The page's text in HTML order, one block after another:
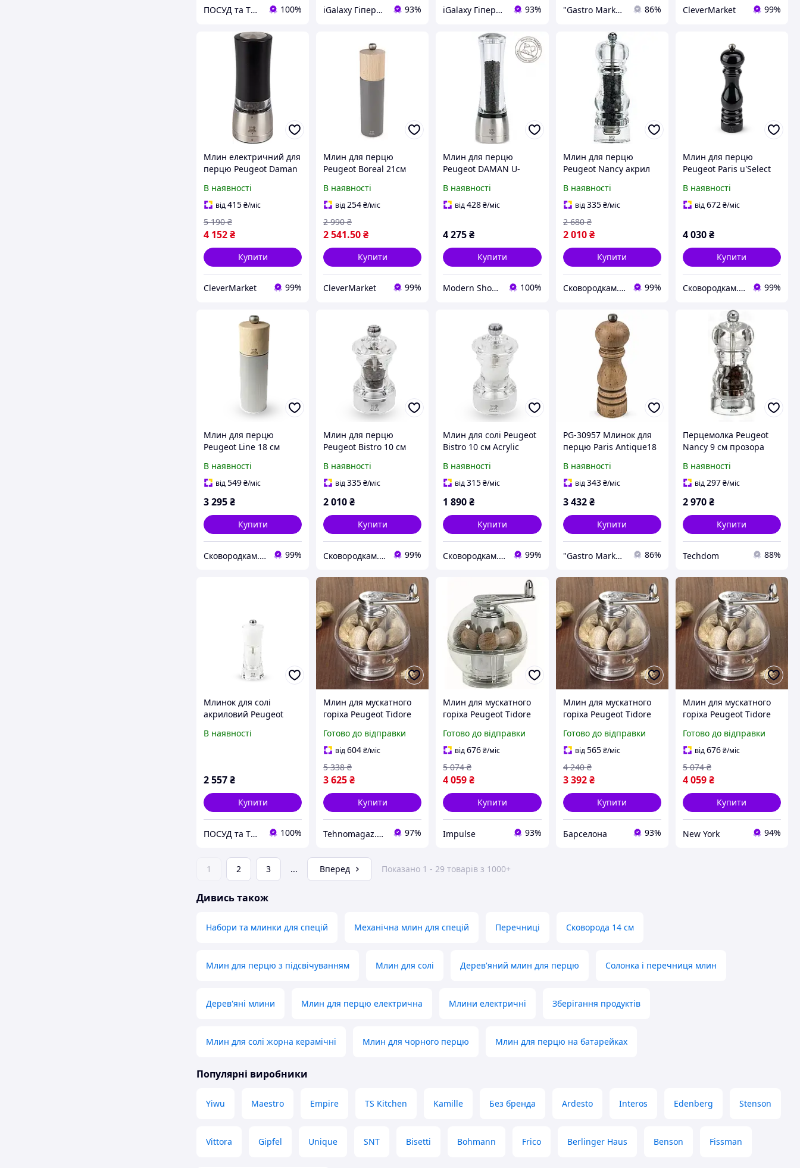
ПОСУД та ТЕХНІКА для кухні та столовой 100% iGalaxy Гіпермаркет подарунків 93% iGalaxy Гіпермаркет подарунків 93% "Gastro Market" професійне обладнання для HoReCa 86% CleverMarket 99%
Млин електричний для
перцю Peugeot Daman
В наявності
від415₴/міс
4 152₴
5 190 ₴
Купити
CleverMarket 99%
Млин для перцю
Peugeot Boreal 21см
В наявності
від254₴/міс
2 541.50₴
2 990 ₴
Купити
CleverMarket 99%
Млин для перцю
Peugeot DAMAN U-
В наявності
від428₴/міс
4 275₴
Купити
Modern Shop - посуд, товари для дому та активного відпочинку 100%
Млин для перцю
Peugeot Nancy акрил
В наявності
від335 ₴/міс
2 010 ₴
2 680 ₴
Купити
Сковородкам.НЕТ 99%
Млин для перцю
Peugeot Paris u'Select
finish (23720)
В наявності
від672₴/міс
4 030₴
Купити
Сковородкам.НЕТ 99%
Млин для перцю
Peugeot Line 18 см
(39905)
В наявності
від549₴/міс
3 295₴
Купити
Сковородкам.НЕТ 99%
Млин для перцю
Peugeot Bistro 10 см
В наявності
від335₴/міс
2 010₴
Купити
Сковородкам.НЕТ 99%
Млин для солі Peugeot
Bistro 10 см Acrylic
В наявності
від315₴/міс
1 890₴
Купити
Сковородкам.НЕТ 99%
PG-30957 Млинок для
перцю Paris Antique18
В наявності
від343 ₴/міс
3 432 ₴
Купити
"Gastro Market" професійне обладнання для HoReCa 86%
Перцемолка Peugeot
Nancy 9 см прозора
В наявності
від297₴/міс
2 970₴
Купити
Techdom 88%
Млинок для солі
акриловий Peugeot
В наявності
2 557₴
Купити
ПОСУД та ТЕХНІКА для кухні та столовой 100%
Млин для мускатного
горіха Peugeot Tidore
Готово до відправки
від604₴/міс
3 625₴
5 338 ₴
Купити
Tehnomagaz.com.ua - це передовий інтернет-магазин, спеціалізуючийся на продажу техніки 97%
Млин для мускатного
горіха Peugeot Tidore
impulse
Готово до відправки
від676₴/міс
4 059₴
5 074 ₴
Купити
Impulse 93%
Млин для мускатного
горіха Peugeot Tidore
barca
Готово до відправки
від565 ₴/міс
3 392 ₴
4 240 ₴
Купити
Барселона 93%
Млин для мускатного
горіха Peugeot Tidore
newyork
Готово до відправки
від676₴/міс
4 059₴
5 074 ₴
Купити
New York 94%
1 2 3 ... Вперед Показано 1 - 29 товарів з 1000+
Дивись також
Набори та млинки для спецій Механічна млин для спецій Перечниці Сковорода 14 см
Млин для перцю з підсвічуванням Млин для солі Дерев'яний млин для перцю Солонка і перечниця млин
Дерев'яні млини Млин для перцю електрична Млини електричні Зберігання продуктів
Млин для солі жорна керамічні Млин для чорного перцю Млин для перцю на батарейках
Популярні виробники
Yiwu Maestro Empire TS Kitchen Kamille Без бренда Ardesto Interos Edenberg Stenson
Vittora Gipfel Unique SNT Bisetti Bohmann Frico Berlinger Haus Benson Fissman